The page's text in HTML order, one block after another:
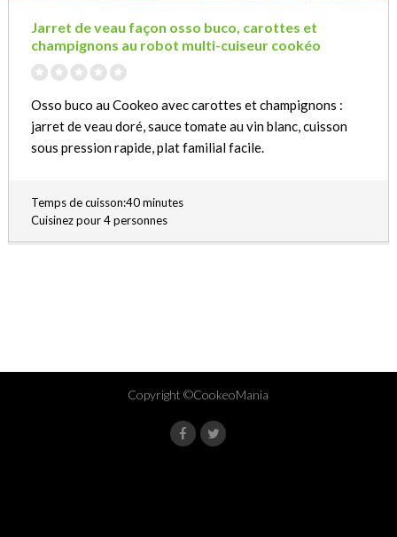
Jarret de veau façon osso buco, carottes et
champignons au robot multi-cuiseur cookéo
Osso buco au Cookeo avec carottes et champignons :
jarret de veau doré, sauce tomate au vin blanc, cuisson
sous pression rapide, plat familial facile.
Temps de cuisson:40 minutes
Cuisinez pour 4 personnes
Copyright ©CookeoMania